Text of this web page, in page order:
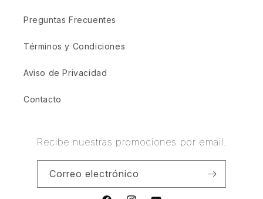
Preguntas Frecuentes
Términos y Condiciones
Aviso de Privacidad
Contacto
Recibe nuestras promociones por email.
Correo electrónico